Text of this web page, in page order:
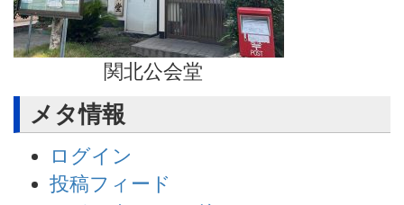
関北公会堂
メタ情報
ログイン
投稿フィード